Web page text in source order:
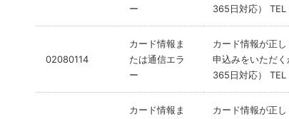
ー
365日対応）
02080114
カード情報ま
たは通信エラ
ー
カード情報が正
申込みをいただ
365日対応）
カード情報ま
カード情報が正